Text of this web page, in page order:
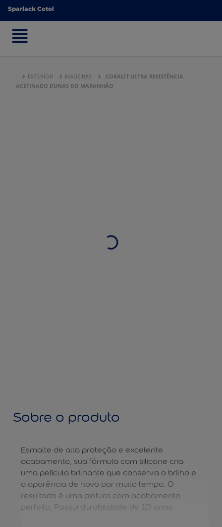
Sparlack Cetol
Sparlack Cetol
EXTERIOR MADEIRAS
CORALIT ULTRA RESISTÊNCIA
ACETINADO DUNAS DO MARANHÃO
Sobre o produto
Esmalte de alta proteção e excelente
acabamento, sua fórmula com silicone cria
uma película brilhante que conserva o brilho e
a aparência de novo por muito tempo. O
resultado é uma pintura com acabamento
perfeito. Possui durabilidade de 10 anos.